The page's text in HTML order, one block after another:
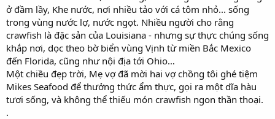
ở đầm lầy, Khe nước, nơi nhiều tảo với cá tôm nhỏ... sống
trong vùng nước lợ, nước ngọt. Nhiều người cho rằng
crawfish là đặc sản của Louisiana - nhưng sự thực chúng sống
khắp nơi, dọc theo bờ biển vùng Vịnh từ miền Bắc Mexico
đến Florida, cũng như nội địa tới Ohio…
Một chiều đẹp trời, Mẹ vợ đã mời hai vợ chồng tôi ghé tiệm
Mikes Seafood để thưởng thức ẩm thực, gọi ra một dĩa hàu
tươi sống, và không thể thiếu món crawfish ngon thần thoại.
.